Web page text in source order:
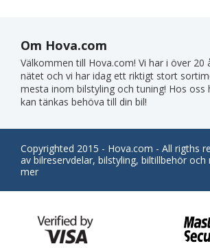
Om Hova.com
Välkommen till Hova.com! Vi har i över 20
nätet och vi har idag ett riktigt stort
mesta inom bilstyling och tuning! Hos oss
kan tänkas behöva till din bil!
Copyrighted 2015 - Hova.com - All rigths
av bilreservdelar, bilstyling, biltillbehör
mer